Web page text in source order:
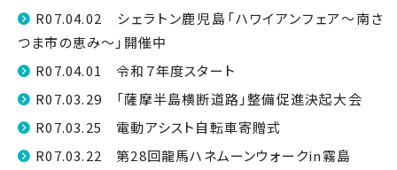
R07.04.02 シェラトン鹿児島「ハワイアンフェア〜南さ
つま市の恵み〜」開催中
R07.04.01 令和７年度スタート
R07.03.29 「薩摩半島横断道路」整備促進決起大会
R07.03.25 電動アシスト自転車寄贈式
R07.03.22 第28回龍馬ハネムーンウォークin霧島